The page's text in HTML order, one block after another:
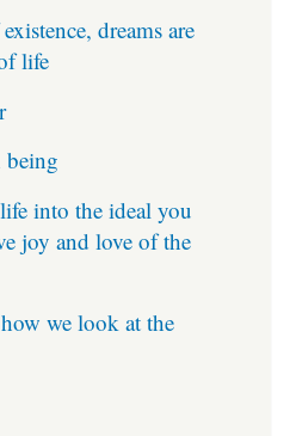
dreams are
life
being
into the ideal you
joy and love of the
we look at the